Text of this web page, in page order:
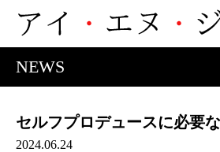
NEWS
セルフプロデュースに必要
2024.06.24